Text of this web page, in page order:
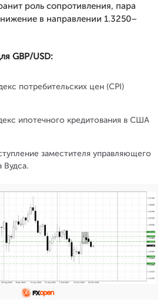
роль сопротивления, пара
в направлении 1.3250–
GBP/USD:
потребительских цен (CPI)
ипотечного кредитования в США
заместителя управляющего
Вудса.